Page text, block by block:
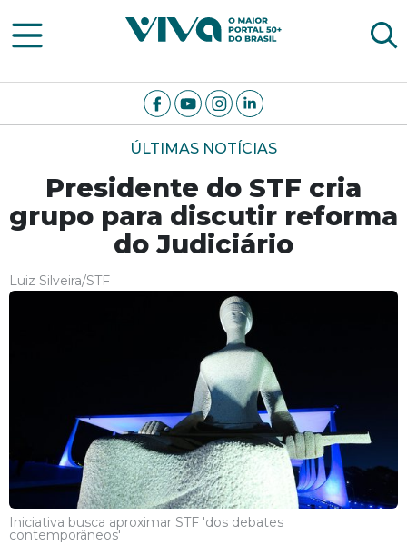
Viva Notícias
ÚLTIMAS NOTÍCIAS
Presidente do STF cria
grupo para discutir reforma
do Judiciário
Luiz Silveira/STF
Iniciativa busca aproximar STF 'dos debates
contemporâneos'